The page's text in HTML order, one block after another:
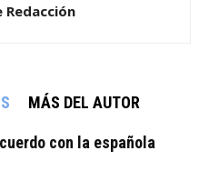
Redacción
MÁS DEL AUTOR
con la española